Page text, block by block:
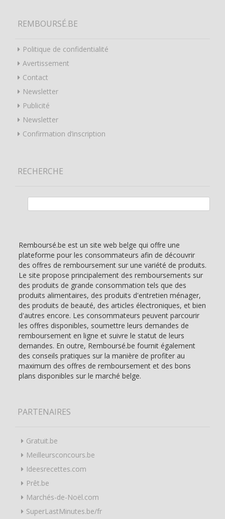
REMBOURSÉ.BE
Politique de confidentialité
Avertissement
Contact
Newsletter
Publicité
Newsletter
Confirmation d’inscription
RECHERCHE
Remboursé.be est un site web belge qui offre une
plateforme pour les consommateurs afin de découvrir
des offres de remboursement sur une variété de produits.
Le site propose principalement des remboursements sur
des produits de grande consommation tels que des
produits alimentaires, des produits d'entretien ménager,
des produits de beauté, des articles électroniques, et bien
d'autres encore. Les consommateurs peuvent parcourir
les offres disponibles, soumettre leurs demandes de
remboursement en ligne et suivre le statut de leurs
demandes. En outre, Remboursé.be fournit également
des conseils pratiques sur la manière de profiter au
maximum des offres de remboursement et des bons
plans disponibles sur le marché belge.
PARTENAIRES
Gratuit.be
Meilleursconcours.be
Ideesrecettes.com
Prêt.be
Marchés-de-Noël.com
SuperLastMinutes.be/fr